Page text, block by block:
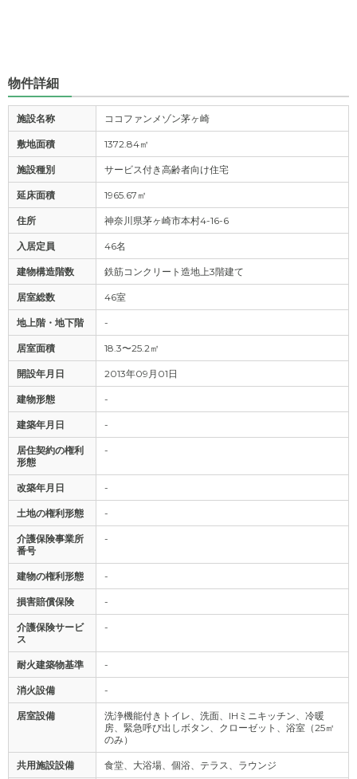
物件詳細
施設名称 ココファンメゾン茅ヶ崎
敷地面積 1372.84㎡
施設種別 サービス付き高齢者向け住宅
延床面積 1965.67㎡
住所 神奈川県茅ヶ崎市本村4-16-6
入居定員 46名
建物構造階数 鉄筋コンクリート造地上3階建て
居室総数 46室
地上階・地下階 -
居室面積 18.3〜25.2㎡
開設年月日 2013年09月01日
建物形態 -
建築年月日 -
居住契約の権利
形態
-
改築年月日 -
土地の権利形態 -
介護保険事業所
番号
-
建物の権利形態 -
損害賠償保険 -
介護保険サービ
ス
-
耐火建築物基準 -
消火設備 -
居室設備
洗浄機能付きトイレ、洗面、IHミニキッチン、冷暖
房、緊急呼び出しボタン、クローゼット、浴室（25㎡
のみ）
共用施設設備 食堂、大浴場、個浴、テラス、ラウンジ